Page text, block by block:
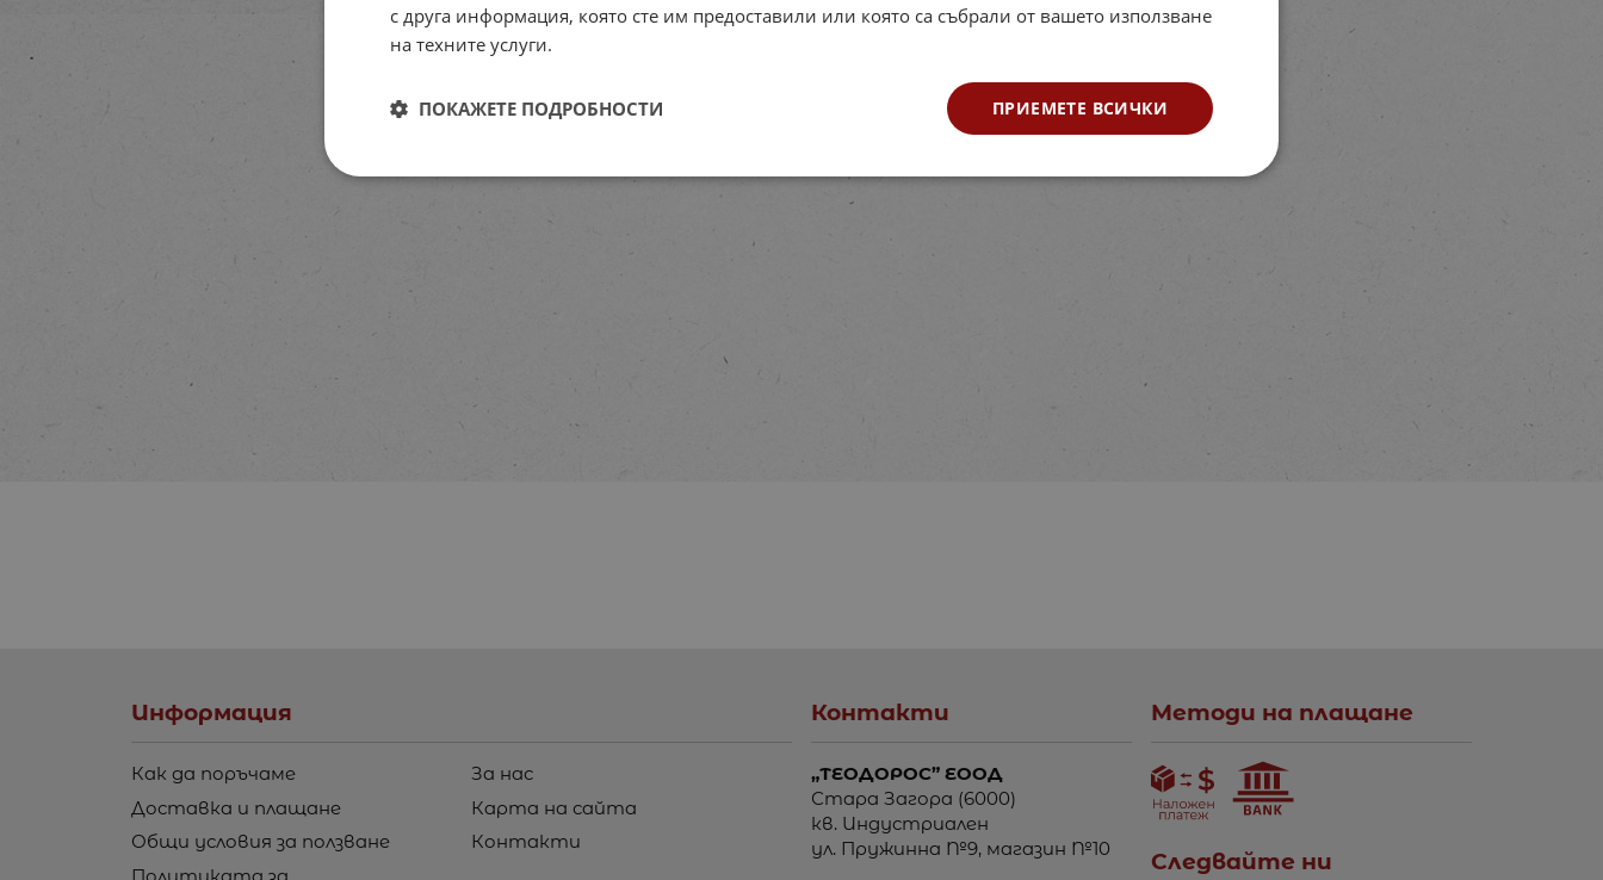
Информация
Как да поръчаме
Доставка и плащане
Общи условия за ползване
За нас
Карта на сайта
Контакти
Контакти
„ТЕОДОРОС” ЕООД
Стара Загора (6000)
кв. Индустриален
ул. Пружинна №9, магазин №10
Методи на плащане
Следвайте ни
с друга информация, която сте им предоставили или която са събрали от вашето използване
на техните услуги.
ПРИЕМЕТЕ ВСИЧКИ
ПОКАЖЕТЕ ПОДРОБНОСТИ